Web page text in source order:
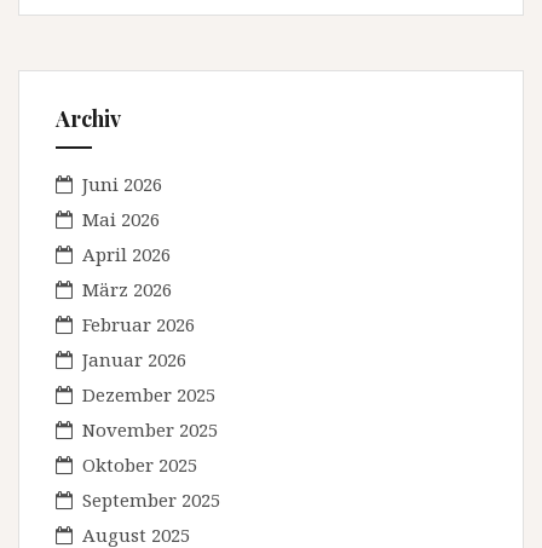
Archiv
Juni 2026
Mai 2026
April 2026
März 2026
Februar 2026
Januar 2026
Dezember 2025
November 2025
Oktober 2025
September 2025
August 2025